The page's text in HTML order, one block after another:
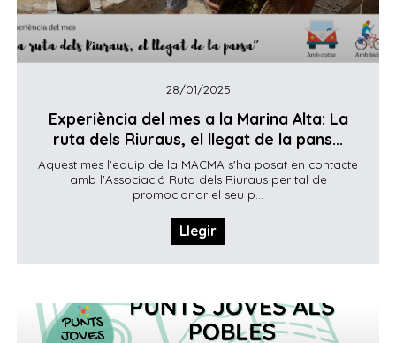
28/01/2025
Experiència del mes a la Marina Alta: La
ruta dels Riuraus, el llegat de la pans...
Aquest mes l'equip de la MACMA s'ha posat en contacte
amb l'Associació Ruta dels Riuraus per tal de
promocionar el seu p...
Llegir